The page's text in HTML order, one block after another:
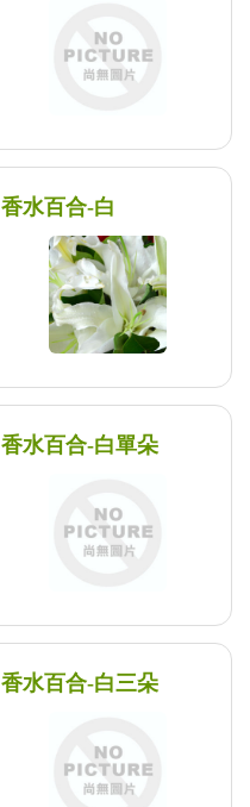
香水百合-白
香水百合-白單朵
香水百合-白三朵